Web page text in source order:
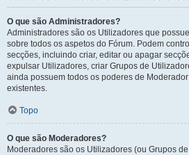
O que são Administradores?
Administradores são os Utilizadores que
sobre todos os aspetos do Fórum. Podem
secções, incluindo criar, editar ou apagar
expulsar Utilizadores, criar Grupos de
ainda possuem todos os poderes de
existentes.
Topo
O que são Moderadores?
Moderadores são os Utilizadores (ou Grupos